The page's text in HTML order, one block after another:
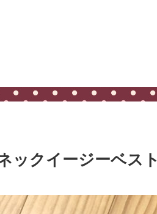
ックイージーベスト